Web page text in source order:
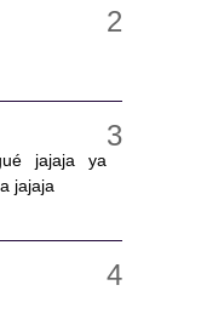
jajaja ya
jajaja